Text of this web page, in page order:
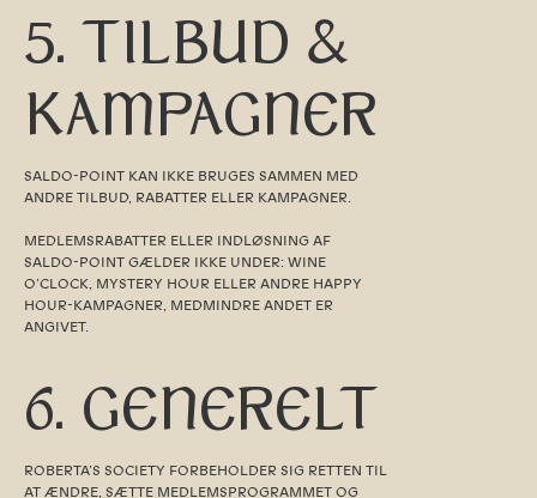
5. TILBUD &
KAMPAGNER
SALDO-POINT KAN IKKE BRUGES SAMMEN MED
ANDRE TILBUD, RABATTER ELLER KAMPAGNER.
MEDLEMSRABATTER ELLER INDLØSNING AF
SALDO-POINT GÆLDER IKKE UNDER: WINE
O’CLOCK, MYSTERY HOUR ELLER ANDRE HAPPY
HOUR-KAMPAGNER, MEDMINDRE ANDET ER
ANGIVET.
6. GENERELT
ROBERTA’S SOCIETY FORBEHOLDER SIG RETTEN TIL
AT ÆNDRE, SÆTTE MEDLEMSPROGRAMMET OG